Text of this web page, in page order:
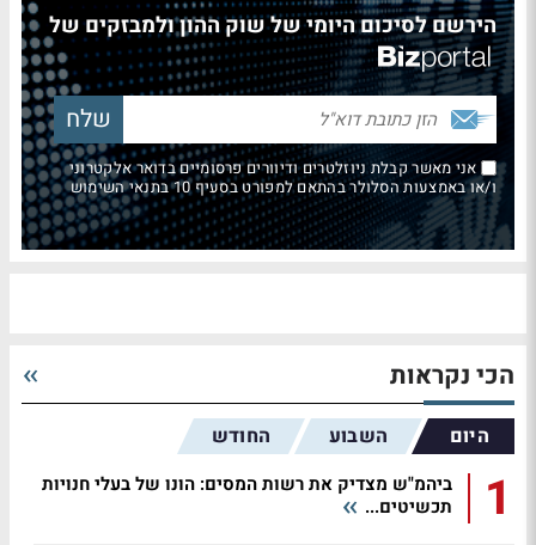
הירשם לסיכום היומי של שוק ההון ולמבזקים של
אני מאשר קבלת ניוזלטרים ודיוורים פרסומיים בדואר אלקטרוני
ו/או באמצעות הסלולר בהתאם למפורט בסעיף 10 בתנאי השימוש
הכי נקראות
היום השבוע החודש
1
ביהמ"ש מצדיק את רשות המסים: הונו של בעלי חנויות
תכשיטים...